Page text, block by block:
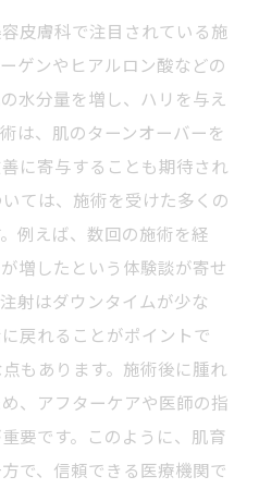
皮膚科で注目されている施
ゲンやヒアルロン酸などの
水分量を増し、ハリを与え
は、肌のターンオーバーを
に寄与することも期待され
ては、施術を受けた多くの
例えば、数回の施術を経
増したという体験談が寄せ
射はダウンタイムが少な
戻れることがポイントで
もあります。施術後に腫れ
、アフターケアや医師の指
要です。このように、肌育
で、信頼できる医療機関で